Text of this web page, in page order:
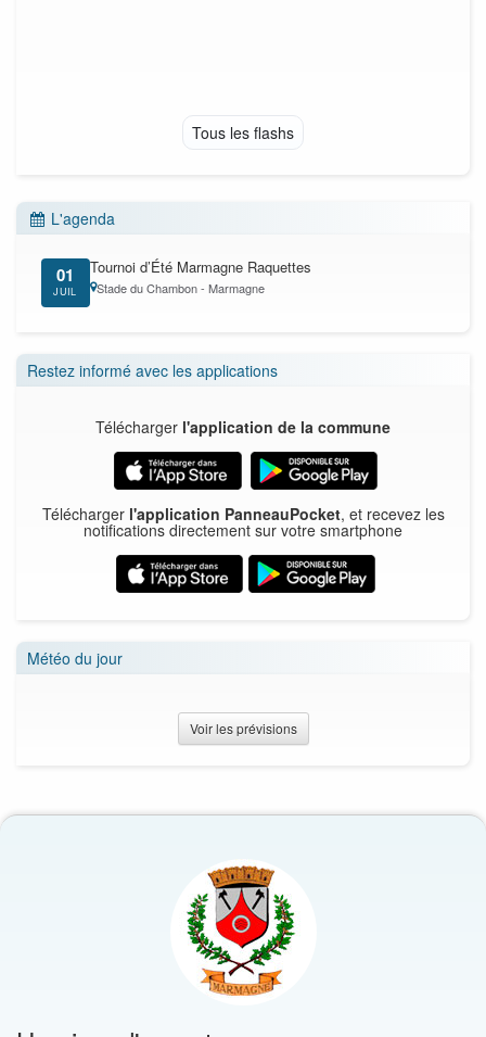
Tous les flashs
L'agenda
01
JUIL
Tournoi d’Été Marmagne Raquettes
Stade du Chambon - Marmagne
Restez informé avec les applications
Télécharger l'application de la commune
Télécharger l'application PanneauPocket, et recevez les
notifications directement sur votre smartphone
Météo du jour
Voir les prévisions